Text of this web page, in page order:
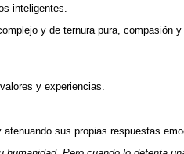
inteligentes.
y de ternura pura, compasión
y experiencias.
sus propias respuestas